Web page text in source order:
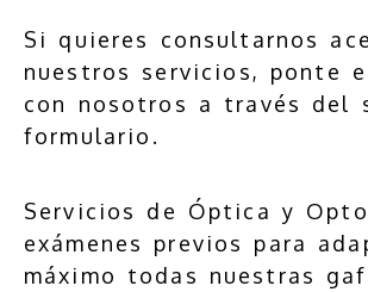
Si quieres consultarnos
nuestros servicios, ponte
con nosotros a través del
formulario.
Servicios de Óptica y
exámenes previos para
máximo todas nuestras